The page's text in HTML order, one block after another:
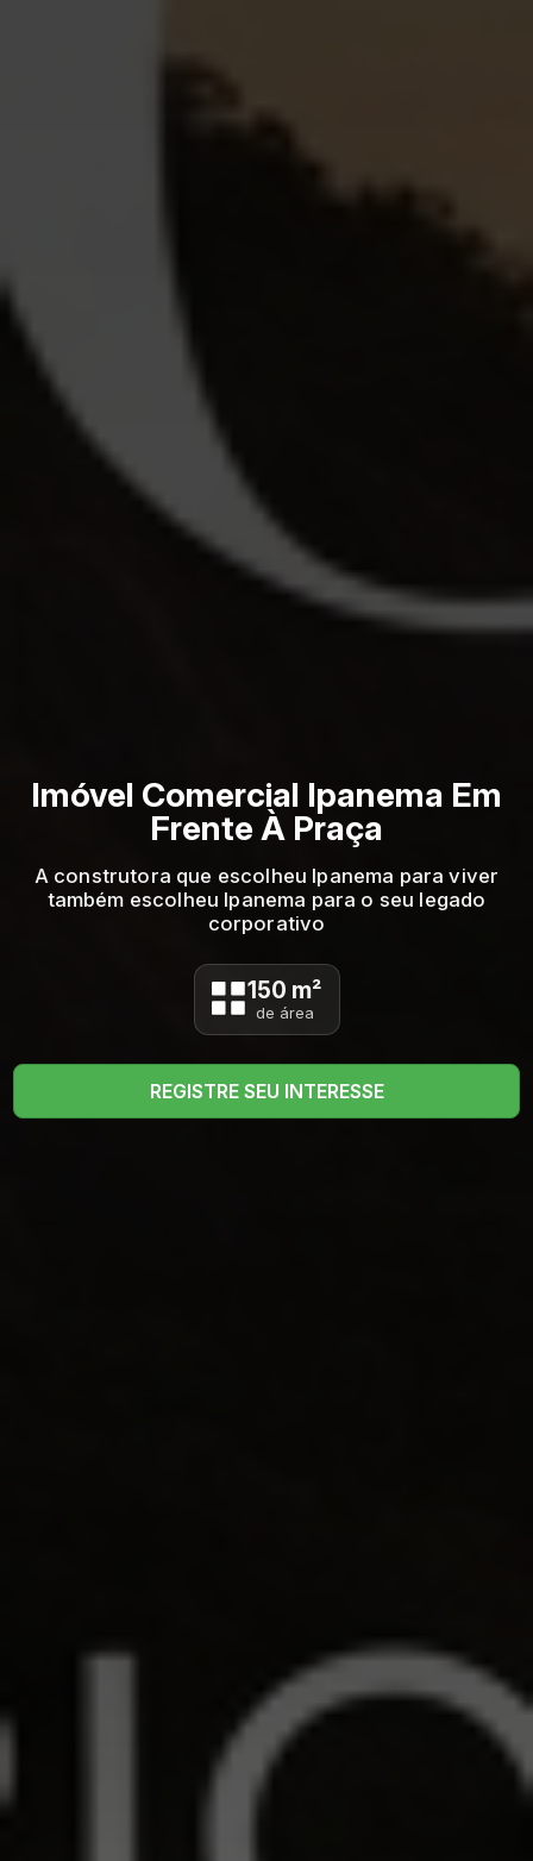
Imóvel Comercial Ipanema Em
Frente À Praça
A construtora que escolheu Ipanema para viver
também escolheu Ipanema para o seu legado
corporativo
150 m²
de área
REGISTRE SEU INTERESSE